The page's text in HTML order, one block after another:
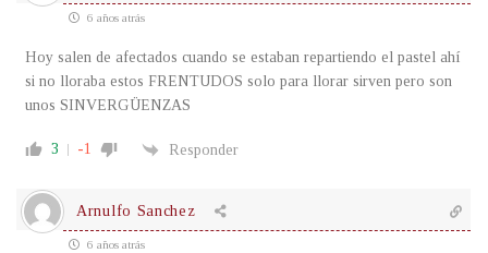
6 años atrás
Hoy salen de afectados cuando se estaban repartiendo el pastel ahí
si no lloraba estos FRENTUDOS solo para llorar sirven pero son
unos SINVERGÜENZAS
3 -1 Responder
Arnulfo Sanchez
6 años atrás